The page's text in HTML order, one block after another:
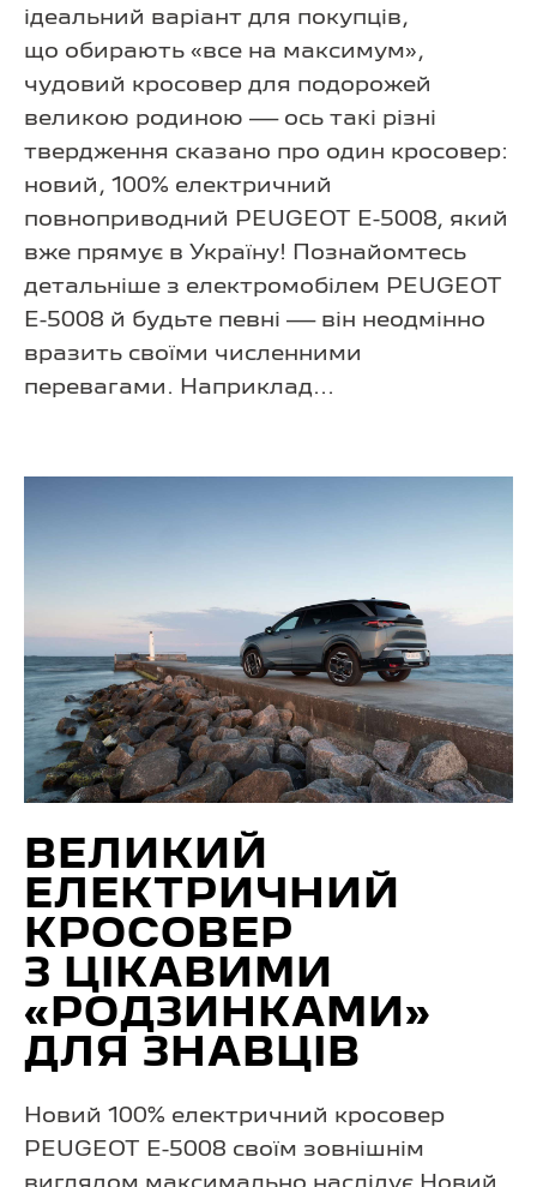
ідеальний варіант для покупців,
що обирають «все на максимум»,
чудовий кросовер для подорожей
великою родиною — ось такі різні
твердження сказано про один кросовер:
новий, 100% електричний
повноприводний PEUGEOT E-5008, який
вже прямує в Україну! Познайомтесь
детальніше з електромобілем PEUGEOT
E-5008 й будьте певні — він неодмінно
вразить своїми численними
перевагами. Наприклад...
ВЕЛИКИЙ
ЕЛЕКТРИЧНИЙ
КРОСОВЕР
З ЦІКАВИМИ
«РОДЗИНКАМИ»
ДЛЯ ЗНАВЦІВ
Новий 100% електричний кросовер
PEUGEOT E-5008 своїм зовнішнім
виглядом максимально наслідує Новий